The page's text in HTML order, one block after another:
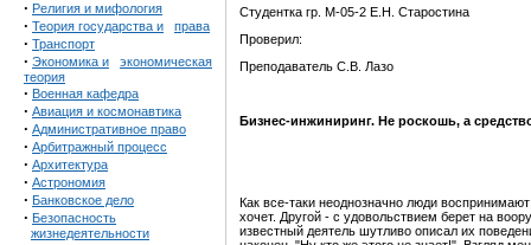
· Религия и мифология
· Теория государства и права
· Транспорт
· Экономика и
экономическая
теория
· Военная кафедра
· Авиация и космонавтика
· Административное право
· Арбитражный процесс
· Архитектура
· Астрономия
· Банковское дело
· Безопасность
жизнедеятельности
Студентка гр. М-05-2 Е.Н. Старостина
Проверил:
Преподаватель С.В. Лазо
Бизнес-инжиниринг. Не роскошь, а
Как все-таки неоднозначно люди
хочет. Другой - с удовольствием берет на
известный деятель шутливо описал их